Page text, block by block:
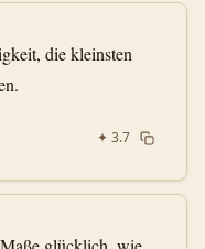
die kleinsten
✦ 3.7